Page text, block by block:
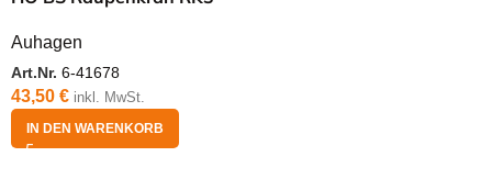
Auhagen
Art.Nr. 6-41678
43,50 € inkl. MwSt.
IN DEN WARENKORB